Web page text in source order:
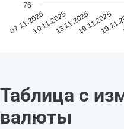
07.11.202510.11.202513.11.202516.11.2025
76
Таблица с
валюты